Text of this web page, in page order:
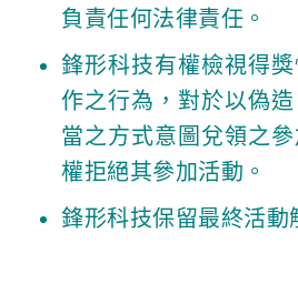
負責任何法律責任。
鋒形科技有權檢視得
作之行為，對於以偽
當之方式意圖兌領之
權拒絕其參加活動。
鋒形科技保留最終活動